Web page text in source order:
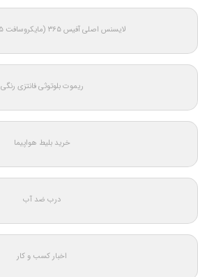
لایسنس اصلی آفیس ۳۶۵ (مایکروسافت ۳۶۵) اورجینال
ریموت بلوتوثی فانتزی رنگی
خرید بلیط هواپیما
درب ضد آب
اخبار کسب و کار